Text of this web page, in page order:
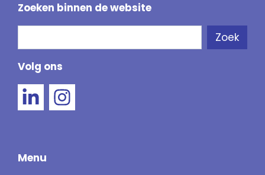
Menu
Zoeken binnen de website
Zoek
Volg ons